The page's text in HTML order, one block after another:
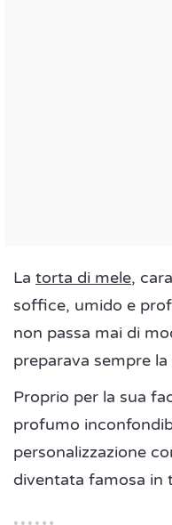
La torta di mele,
soffice, umido e
non passa mai di
preparava sempre
Proprio per la sua
profumo
personalizzazione
diventata famosa in